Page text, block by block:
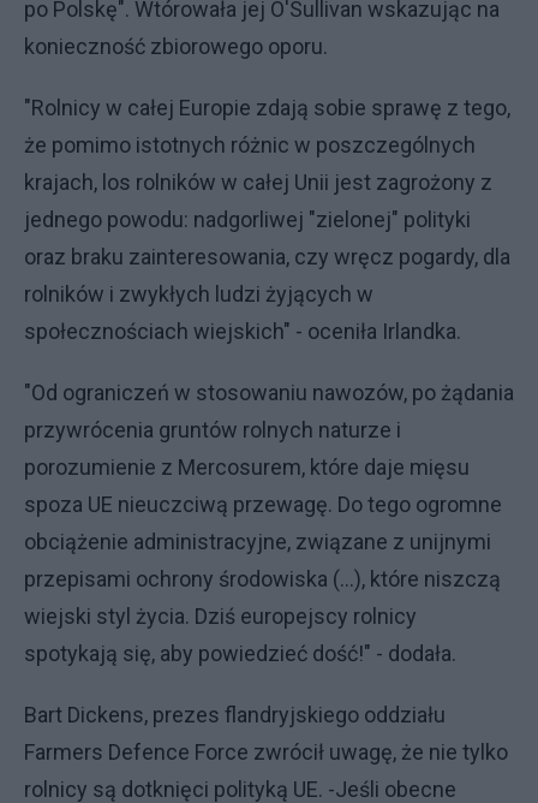
po Polskę". Wtórowała jej O'Sullivan wskazując na
konieczność zbiorowego oporu.
"Rolnicy w całej Europie zdają sobie sprawę z tego,
że pomimo istotnych różnic w poszczególnych
krajach, los rolników w całej Unii jest zagrożony z
jednego powodu: nadgorliwej "zielonej" polityki
oraz braku zainteresowania, czy wręcz pogardy, dla
rolników i zwykłych ludzi żyjących w
społecznościach wiejskich" - oceniła Irlandka.
"Od ograniczeń w stosowaniu nawozów, po żądania
przywrócenia gruntów rolnych naturze i
porozumienie z Mercosurem, które daje mięsu
spoza UE nieuczciwą przewagę. Do tego ogromne
obciążenie administracyjne, związane z unijnymi
przepisami ochrony środowiska (...), które niszczą
wiejski styl życia. Dziś europejscy rolnicy
spotykają się, aby powiedzieć dość!" - dodała.
Bart Dickens, prezes flandryjskiego oddziału
Farmers Defence Force zwrócił uwagę, że nie tylko
rolnicy są dotknięci polityką UE. -Jeśli obecne